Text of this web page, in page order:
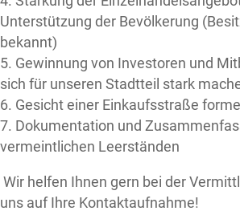
Unterstützung der Bevölkerung
bekannt)
5. Gewinnung von Investoren und
sich für unseren Stadtteil stark
6. Gesicht einer Einkaufsstraße
7. Dokumentation und
vermeintlichen Leerständen
Wir helfen Ihnen gern bei der
uns auf Ihre Kontaktaufnahme!